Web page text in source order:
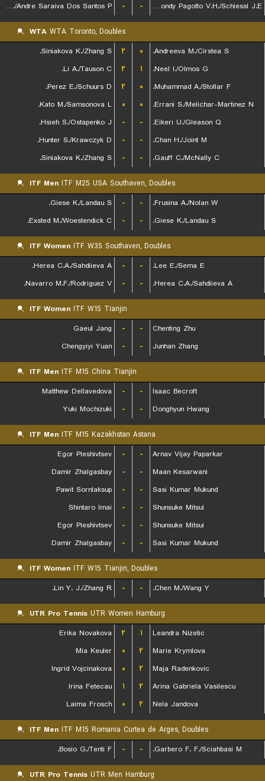
Leite W./Andre Saraiva Dos Santos P.
- - Remondy Pagotto V.H./Schiessl J.E.
WTA WTA Toronto, Doubles
Siniakova K./Zhang S.
۲ ۰
Andreeva M./Cirstea S.
Li A./Tauson C.
۲ ۱
Neel I./Olmos G.
Perez E./Schuurs D.
۲ ۰
Muhammad A./Stollar F.
Kato M./Samsonova L.
۰ ۰
Errani S./Melichar-Martinez N.
Hsieh S./Ostapenko J.
- -
Eikeri U./Gleason Q.
Hunter S./Krawczyk D.
- -
Chan H./Joint M.
Siniakova K./Zhang S.
- - Gauff C./McNally C.
ITF Men ITF M25 USA Southaven, Doubles
Giese K./Landau S.
- -
Frusina A./Nolan W.
Exsted M./Woestendick C.
- - Giese K./Landau S.
ITF Women ITF W35 Southaven, Doubles
Herea C.A./Sahdiieva A.
- -
Lee E./Sema E.
Navarro M.F./Rodriguez V.
- - Herea C.A./Sahdiieva A.
ITF Women ITF W15 Tianjin
Gaeul Jang
- -
Chenting Zhu
Chengyiyi Yuan
- - Junhan Zhang
ITF Men ITF M15 China Tianjin
Matthew Dellavedova
- -
Isaac Becroft
Yuki Mochizuki
- - Donghyun Hwang
ITF Men ITF M15 Kazakhstan Astana
Egor Pleshivtsev
- -
Arnav Vijay Paparkar
Damir Zhalgasbay
- -
Maan Kesarwani
Pawit Sornlaksup
- -
Sasi Kumar Mukund
Shintaro Imai
- -
Shunsuke Mitsui
Egor Pleshivtsev
- -
Shunsuke Mitsui
Damir Zhalgasbay
- - Sasi Kumar Mukund
ITF Women ITF W15 Tianjin, Doubles
Lin Y. J./Zhang R.
- - Chen M./Wang Y.
UTR Pro Tennis UTR Women Hamburg
Erika Novakova
۲ ۱
Leandra Nizetic
Mia Keuler
۰ ۲
Marie Krymlova
Ingrid Vojcinakova
۰ ۲
Maja Radenkovic
Irina Fetecau
۱ ۲
Arina Gabriela Vasilescu
Laima Frosch
۰ ۲ Nela Jandova
ITF Men ITF M15 Romania Curtea de Arges, Doubles
Bosio G./Tenti F.
- - Garbero F. F./Sciahbasi M.
UTR Pro Tennis UTR Men Hamburg